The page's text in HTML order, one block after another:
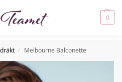
0
/ Melbourne Balconette